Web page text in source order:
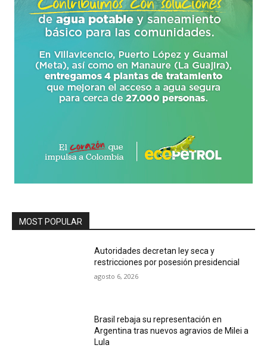
MOST POPULAR
Autoridades decretan ley seca y
restricciones por posesión presidencial
agosto 6, 2026
Brasil rebaja su representación en
Argentina tras nuevos agravios de Milei a
Lula